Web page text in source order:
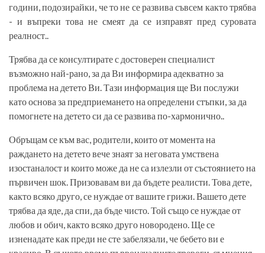
години, подозирайки, че то не се развива съвсем както трябва
- и въпреки това не смеят да се изправят пред суровата
реалност..
Трябва да се консултирате с достоверен специалист
възможно най-рано, за да Ви информира адекватно за
проблема на детето Ви. Тази информация ще Ви послужи
като основа за предприемането на определени стъпки, за да
помогнете на детето си да се развива по-хармонично..
Обръщам се към вас, родители, които от момента на
раждането на детето вече знаят за неговата умствена
изостаналост и които може да не са излезли от състоянието на
първичен шок. Призовавам ви да бъдете реалисти. Това дете,
както всяко друго, се нуждае от вашите грижи. Вашето дете
трябва да яде, да спи, да бъде чисто. Той също се нуждае от
любов и обич, както всяко друго новородено. Ще се
изненадате как преди не сте забелязали, че бебето ви е